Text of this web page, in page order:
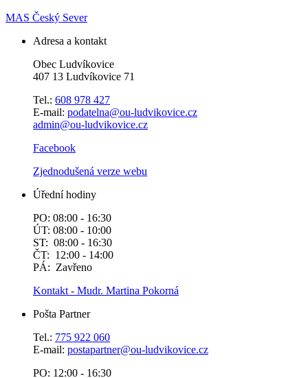
MAS Český Sever
Adresa a kontakt
Obec Ludvíkovice
407 13 Ludvíkovice 71
Tel.: 608 978 427
E-mail: podatelna@ou-ludvikovice.cz
admin@ou-ludvikovice.cz
Facebook
Zjednodušená verze webu
Úřední hodiny
PO: 08:00 - 16:30
ÚT: 08:00 - 10:00
ST: 08:00 - 16:30
ČT: 12:00 - 14:00
PÁ: Zavřeno
Kontakt - Mudr. Martina Pokorná
Pošta Partner
Tel.: 775 922 060
E-mail: postapartner@ou-ludvikovice.cz
PO: 12:00 - 16:30